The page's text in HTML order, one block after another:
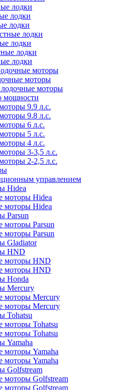
лодки
лодки
лодки
лодки
лодки
лодки
лодки
моторы
моторы
моторы
мощности
9.9 л.с.
9.8 л.с.
6 л.с.
5 л.с.
4 л.с.
3-3,5 л.с.
2-2,5 л.с.
управлением
Hidea
моторы Hidea
моторы Hidea
Parsun
моторы Parsun
моторы Parsun
Gladiator
HND
моторы HND
моторы HND
Honda
Mercury
моторы Mercury
моторы Mercury
Tohatsu
моторы Tohatsu
моторы Tohatsu
Yamaha
моторы Yamaha
моторы Yamaha
Golfstream
моторы Golfstream
моторы Golfstream